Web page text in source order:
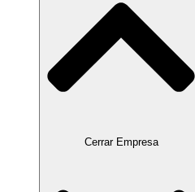
Cerrar Empresa